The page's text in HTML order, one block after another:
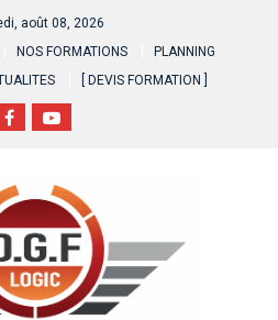
août 08, 2026
NOS FORMATIONS
PLANNING
[ DEVIS FORMATION ]